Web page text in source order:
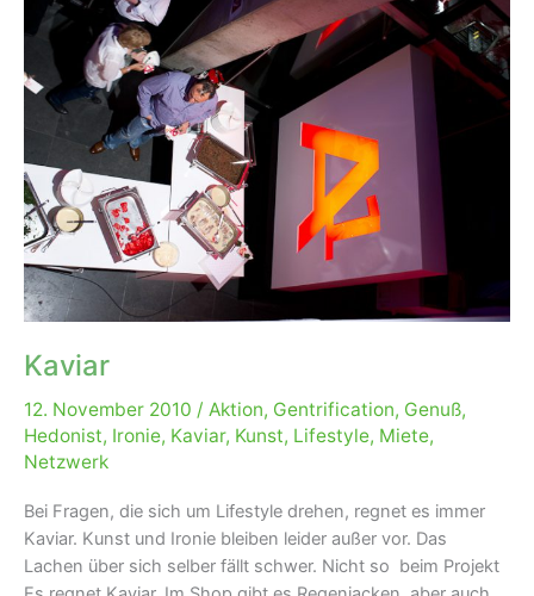
Kaviar
12. November 2010 / Aktion, Gentrification, Genuß,
Hedonist, Ironie, Kaviar, Kunst, Lifestyle, Miete,
Netzwerk
Bei Fragen, die sich um Lifestyle drehen, regnet es immer
Kaviar. Kunst und Ironie bleiben leider außer vor. Das
Lachen über sich selber fällt schwer. Nicht so beim Projekt